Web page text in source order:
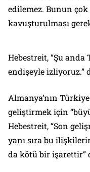
edilemez. Bunun çok
kavuşturulması
Hebestreit, “Şu
endişeyle izliyoruz.”
Almanya’nın
geliştirmek için
Hebestreit, “Son
yanı sıra bu
da kötü bir işarettir”